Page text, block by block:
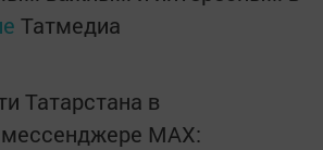
Татмедиа
Татарстана в
MАХ: